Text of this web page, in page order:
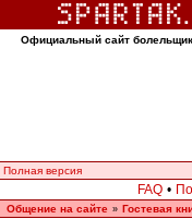
Официальный сайт
Полная версия
FAQ •
Общение на сайте » Гостевая